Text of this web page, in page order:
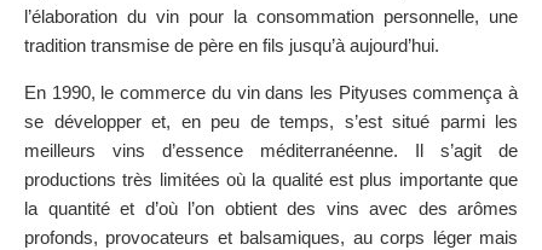
l’élaboration du vin pour la consommation personnelle, une
tradition transmise de père en fils jusqu’à aujourd’hui.
En 1990, le commerce du vin dans les Pityuses commença à
se développer et, en peu de temps, s’est situé parmi les
meilleurs vins d’essence méditerranéenne. Il s’agit de
productions très limitées où la qualité est plus importante que
la quantité et d’où l’on obtient des vins avec des arômes
profonds, provocateurs et balsamiques, au corps léger mais